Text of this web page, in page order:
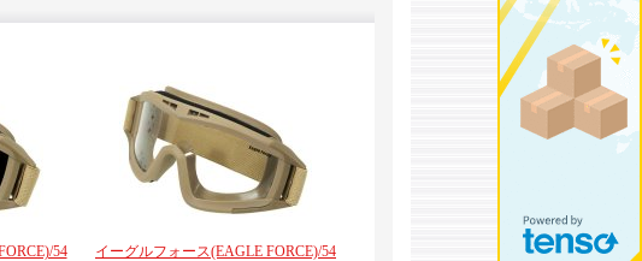
54
イーグルフォース(EAGLE FORCE)/54